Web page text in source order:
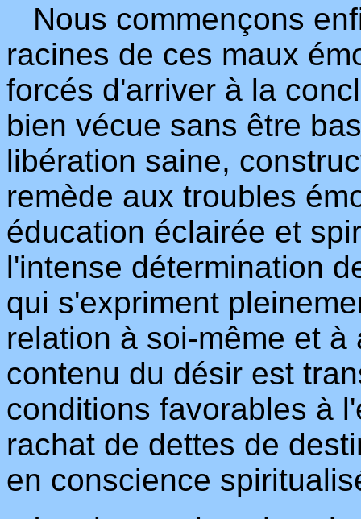
Nous commençons
racines de ces maux
forcés d'arriver à la
bien vécue sans être
libération saine,
remède aux troubles
éducation éclairée et
l'intense détermination
qui s'expriment
relation à soi-même et
contenu du désir est
conditions favorables à
rachat de dettes de
en conscience